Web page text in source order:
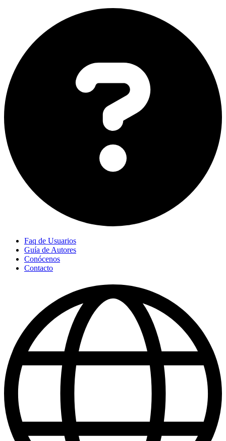
Faq de Usuarios
Guía de Autores
Conócenos
Contacto